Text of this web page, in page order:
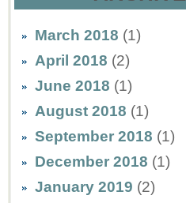
March 2018 (1)
April 2018 (2)
June 2018 (1)
August 2018 (1)
September 2018 (1)
December 2018 (1)
January 2019 (2)